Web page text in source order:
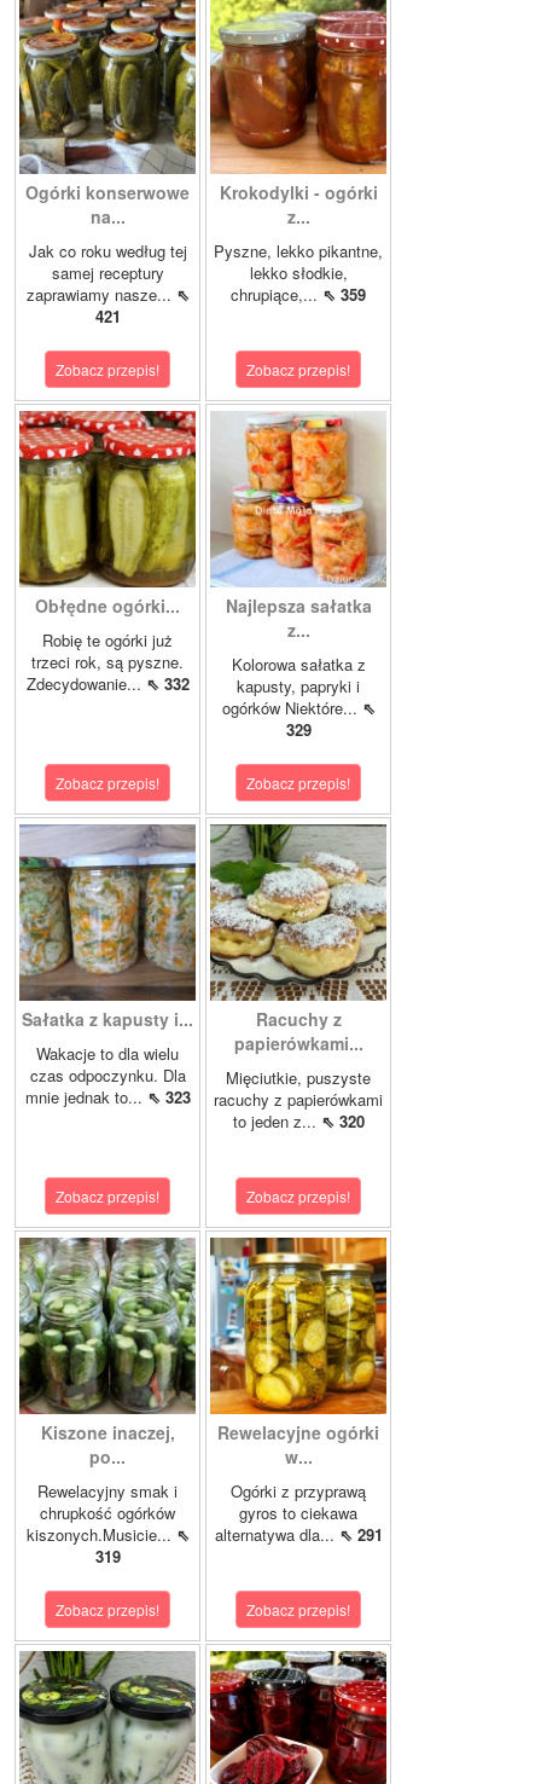
Ogórki konserwowe
na...
Jak co roku według tej
samej receptury
zaprawiamy nasze... ⇖
421
Zobacz przepis!
Krokodylki - ogórki
z...
Pyszne, lekko pikantne,
lekko słodkie,
chrupiące,... ⇖ 359
Zobacz przepis!
Obłędne ogórki...
Robię te ogórki już
trzeci rok, są pyszne.
Zdecydowanie... ⇖ 332
Zobacz przepis!
Najlepsza sałatka
z...
Kolorowa sałatka z
kapusty, papryki i
ogórków Niektóre... ⇖
329
Zobacz przepis!
Sałatka z kapusty i...
Wakacje to dla wielu
czas odpoczynku. Dla
mnie jednak to... ⇖ 323
Zobacz przepis!
Racuchy z
papierówkami...
Mięciutkie, puszyste
racuchy z papierówkami
to jeden z... ⇖ 320
Zobacz przepis!
Kiszone inaczej,
po...
Rewelacyjny smak i
chrupkość ogórków
kiszonych.Musicie... ⇖
319
Zobacz przepis!
Rewelacyjne ogórki
w...
Ogórki z przyprawą
gyros to ciekawa
alternatywa dla... ⇖ 291
Zobacz przepis!